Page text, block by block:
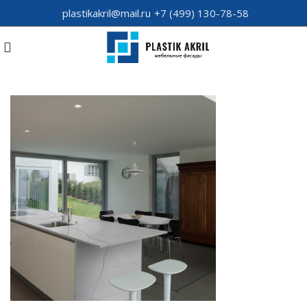
plastikakril@mail.ru +7 (499) 130-78-58